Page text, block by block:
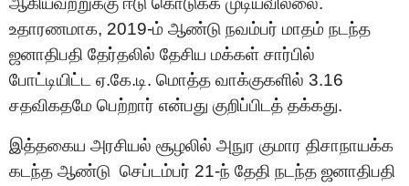
உதாரணமாக, 2019-ம் ஆண்டு நவம்பர் மாதம் நடந்த
ஜனாதிபதி தேர்தலில் தேசிய மக்கள் சார்பில்
போட்டியிட்ட ஏ.கே.டி. மொத்த வாக்குகளில் 3.16
சதவிகதமே பெற்றார் என்பது குறிப்பிடத் தக்கது.
இத்தகைய அரசியல் சூழலில் அநுர குமார திசாநாயக்க
கடந்த ஆண்டு செப்ட ம்பர் 21-ந் தேதி நடந்த ஜனாதிபதி